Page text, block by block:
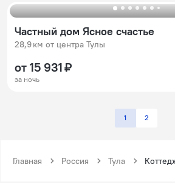
Частный дом Ясное счастье
28,9 км от центра Тулы
от 15 931 ₽
за ночь
1 2
Главная Россия Тула